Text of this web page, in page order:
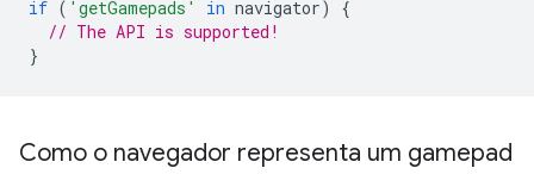
if ( 'getGamepads' in navigator)
{
// The API is supported!
}
Como o navegador representa um gamepad